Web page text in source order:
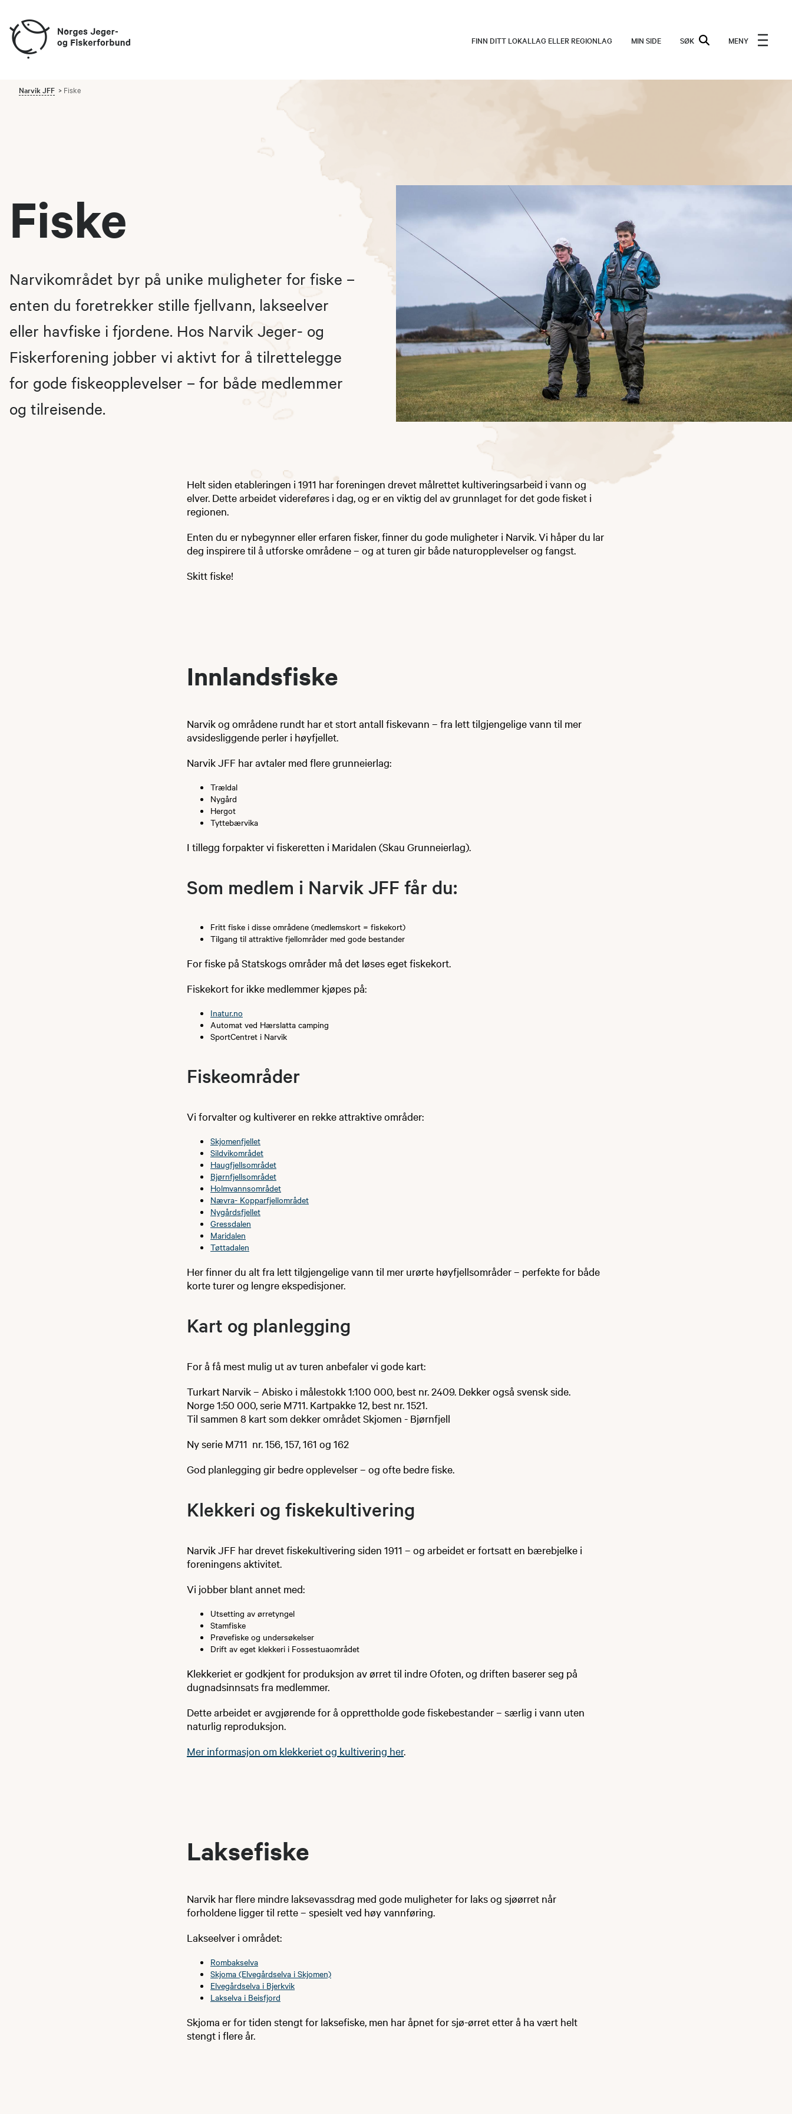
FINN DITT LOKALLAG ELLER REGIONLAG MIN SIDE SØK MENY
Narvik JFF Fiske
Fiske
Narvikområdet byr på unike muligheter for fiske –
enten du foretrekker stille fjellvann, lakseelver
eller havfiske i fjordene. Hos Narvik Jeger- og
Fiskerforening jobber vi aktivt for å tilrettelegge
for gode fiskeopplevelser – for både medlemmer
og tilreisende.
Helt siden etableringen i 1911 har foreningen drevet målrettet kultiveringsarbeid i vann og
elver. Dette arbeidet videreføres i dag, og er en viktig del av grunnlaget for det gode fisket i
regionen.
Enten du er nybegynner eller erfaren fisker, finner du gode muligheter i Narvik. Vi håper du lar
deg inspirere til å utforske områdene – og at turen gir både naturopplevelser og fangst.
Skitt fiske!
Innlandsfiske
Narvik og områdene rundt har et stort antall fiskevann – fra lett tilgjengelige vann til mer
avsidesliggende perler i høyfjellet.
Narvik JFF har avtaler med flere grunneierlag:
Trældal
Nygård
Hergot
Tyttebærvika
I tillegg forpakter vi fiskeretten i Maridalen (Skau Grunneierlag).
Som medlem i Narvik JFF får du:
Fritt fiske i disse områdene (medlemskort = fiskekort)
Tilgang til attraktive fjellområder med gode bestander
For fiske på Statskogs områder må det løses eget fiskekort.
Fiskekort for ikke medlemmer kjøpes på:
Inatur.no
Automat ved Hærslatta camping
SportCentret i Narvik
Fiskeområder
Vi forvalter og kultiverer en rekke attraktive områder:
Skjomenfjellet
Sildvikområdet
Haugfjellsområdet
Bjørnfjellsområdet
Holmvannsområdet
Nævra- Kopparfjellområdet
Nygårdsfjellet
Gressdalen
Maridalen
Tøttadalen
Her finner du alt fra lett tilgjengelige vann til mer urørte høyfjellsområder – perfekte for både
korte turer og lengre ekspedisjoner.
Kart og planlegging
For å få mest mulig ut av turen anbefaler vi gode kart:
Turkart Narvik – Abisko i målestokk 1:100 000, best nr. 2409. Dekker også svensk side.
Norge 1:50 000, serie M711. Kartpakke 12, best nr. 1521.
Til sammen 8 kart som dekker området Skjomen - Bjørnfjell
Ny serie M711 nr. 156, 157, 161 og 162
God planlegging gir bedre opplevelser – og ofte bedre fiske.
Klekkeri og fiskekultivering
Narvik JFF har drevet fiskekultivering siden 1911 – og arbeidet er fortsatt en bærebjelke i
foreningens aktivitet.
Vi jobber blant annet med:
Utsetting av ørretyngel
Stamfiske
Prøvefiske og undersøkelser
Drift av eget klekkeri i Fossestuaområdet
Klekkeriet er godkjent for produksjon av ørret til indre Ofoten, og driften baserer seg på
dugnadsinnsats fra medlemmer.
Dette arbeidet er avgjørende for å opprettholde gode fiskebestander – særlig i vann uten
naturlig reproduksjon.
Mer informasjon om klekkeriet og kultivering her.
Laksefiske
Narvik har flere mindre laksevassdrag med gode muligheter for laks og sjøørret når
forholdene ligger til rette – spesielt ved høy vannføring.
Lakseelver i området:
Rombakselva
Skjoma (Elvegårdselva i Skjomen)
Elvegårdselva i Bjerkvik
Lakselva i Beisfjord
Skjoma er for tiden stengt for laksefiske, men har åpnet for sjø-ørret etter å ha vært helt
stengt i flere år.